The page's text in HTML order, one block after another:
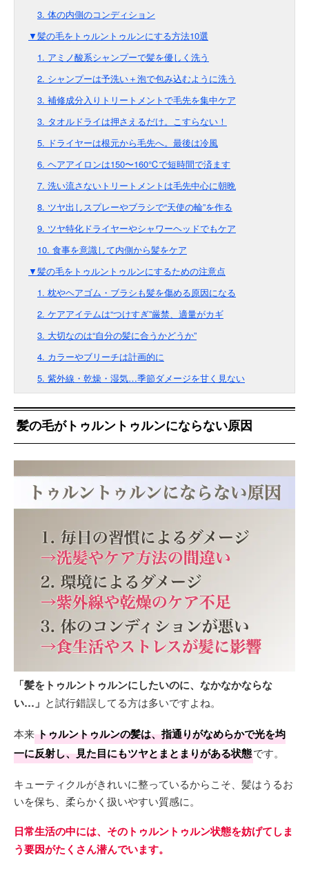
3. 体の内側のコンディション
▼髪の毛をトゥルントゥルンにする方法10選
1. アミノ酸系シャンプーで髪を優しく洗う
2. シャンプーは予洗い＋泡で包み込むように洗う
3. 補修成分入りトリートメントで毛先を集中ケア
3. タオルドライは押さえるだけ。こすらない！
5. ドライヤーは根元から毛先へ。最後は冷風
6. ヘアアイロンは150〜160℃で短時間で済ます
7. 洗い流さないトリートメントは毛先中心に朝晩
8. ツヤ出しスプレーやブラシで“天使の輪”を作る
9. ツヤ特化ドライヤーやシャワーヘッドでもケア
10. 食事を意識して内側から髪をケア
▼髪の毛をトゥルントゥルンにするための注意点
1. 枕やヘアゴム・ブラシも髪を傷める原因になる
2. ケアアイテムは“つけすぎ”厳禁、適量がカギ
3. 大切なのは“自分の髪に合うかどうか”
4. カラーやブリーチは計画的に
5. 紫外線・乾燥・湿気…季節ダメージを甘く見ない
髪の毛がトゥルントゥルンにならない原因
「髪をトゥルントゥルンにしたいのに、なかなかならな
い…」 と試行錯誤してる方は多いですよね。
本来トゥルントゥルンの髪は、指通りがなめらかで光を均
一に反射し、見た目にもツヤとまとまりがある状態です。
キューティクルがきれいに整っているからこそ、髪はうるお
いを保ち、柔らかく扱いやすい質感に。
日常生活の中には、そのトゥルントゥルン状態を妨げてしま
う要因がたくさん潜んでいます。